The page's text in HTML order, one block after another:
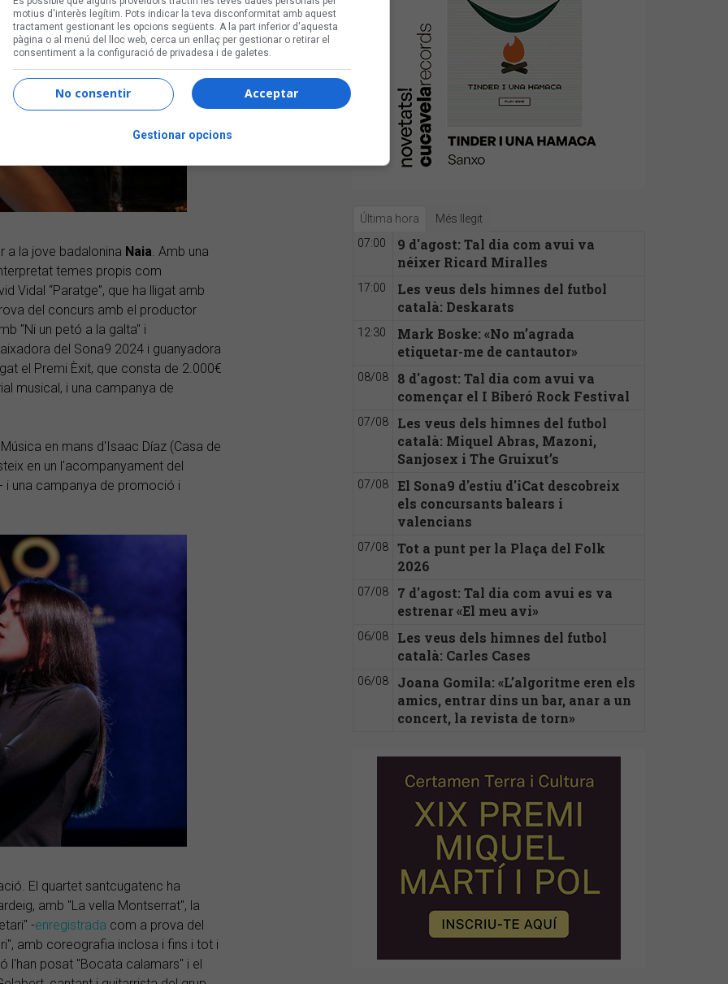
a la jove badalonina Naia . Amb una
temes propis com
Vidal “Paratge”, que ha lligat amb
del concurs amb el productor
"Ni un petó a la galta" i
del Sona9 2024 i guanyadora
el Premi Èxit, que consta de 2.000€
musical, i una campanya de
en mans d'Isaac Díaz (Casa de
en un l'acompanyament del
i una campanya de promoció i
El quartet santcugatenc ha
amb "La vella Montserrat", la
-enregistrada com a prova del
amb coreografia inclosa i fins i tot i
l'han posat "Bocata calamars" i el
Última hora Més llegit
07:00
9 d'agost: Tal dia com avui va
néixer Ricard Miralles
17:00
Les veus dels himnes del futbol
català: Deskarats
12:30
Mark Boske: «No m’agrada
etiquetar-me de cantautor»
08/08
8 d'agost: Tal dia com avui va
començar el I Biberó Rock Festival
07/08
Les veus dels himnes del futbol
català: Miquel Abras, Mazoni,
Sanjosex i The Gruixut’s
07/08
El Sona9 d'estiu d'iCat descobreix
els concursants balears i
valencians
07/08
Tot a punt per la Plaça del Folk
2026
07/08
7 d'agost: Tal dia com avui es va
estrenar «El meu avi»
06/08
Les veus dels himnes del futbol
català: Carles Cases
06/08
Joana Gomila: «L’algoritme eren els
amics, entrar dins un bar, anar a un
concert, la revista de torn»
motius d'interès legítim. Pots indicar la teva disconformitat amb aquest
tractament gestionant les opcions següents. A la part inferior d'aquesta
pàgina o al menú del lloc web, cerca un enllaç per gestionar o retirar el
consentiment a la configuració de privadesa i de galetes.
Acceptar
No consentir
Gestionar opcions